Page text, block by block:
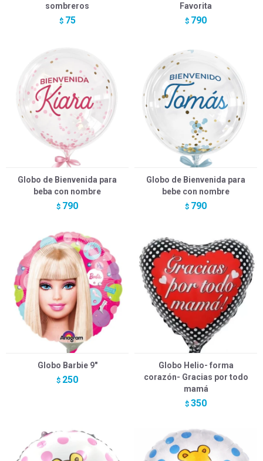
sombreros
$ 75
Favorita
$ 790
Globo de Bienvenida para
beba con nombre
$ 790
Globo de Bienvenida para
bebe con nombre
$ 790
Globo Barbie 9"
$ 250
Globo Helio- forma
corazón- Gracias por todo
mamá
$ 350